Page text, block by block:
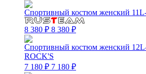
Спортивный костюм женский
8 380 ₽ 8 380 ₽
Спортивный костюм женский
ROCK'S
7 180 ₽ 7 180 ₽